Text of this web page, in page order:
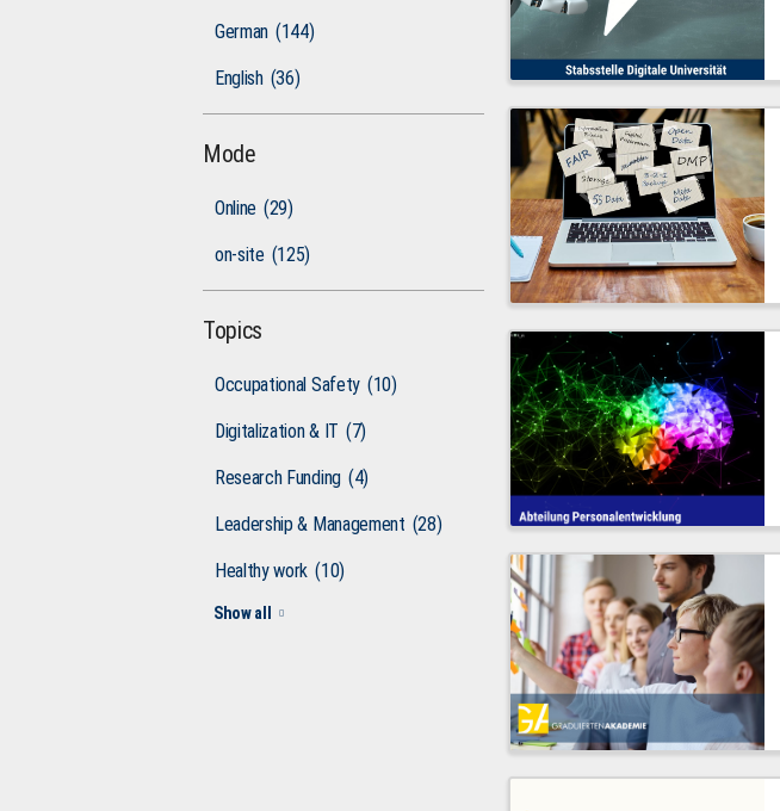
German (144)
English (36)
Mode
Online (29)
on-site (125)
Topics
Occupational Safety (10)
Digitalization & IT (7)
Research Funding (4)
Leadership & Management (28)
Healthy work (10)
Show all